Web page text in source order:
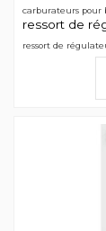
carburateurs pour
ressort de
ressort de